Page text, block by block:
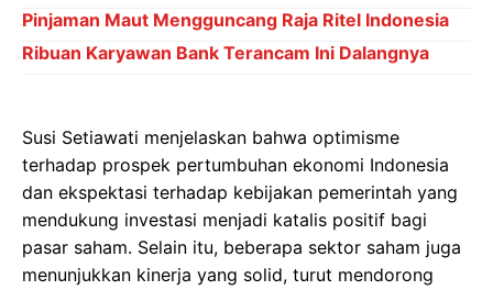
Pinjaman Maut Mengguncang Raja Ritel Indonesia
Ribuan Karyawan Bank Terancam Ini Dalangnya
Susi Setiawati menjelaskan bahwa optimisme
terhadap prospek pertumbuhan ekonomi Indonesia
dan ekspektasi terhadap kebijakan pemerintah yang
mendukung investasi menjadi katalis positif bagi
pasar saham. Selain itu, beberapa sektor saham juga
menunjukkan kinerja yang solid, turut mendorong